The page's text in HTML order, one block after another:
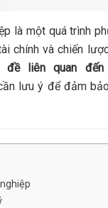
là một quá trình
chính và chiến
đề liên quan đến
lưu ý để đảm